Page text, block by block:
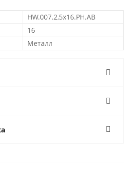
HW.007.2,5x16.PH.AB
16
Металл